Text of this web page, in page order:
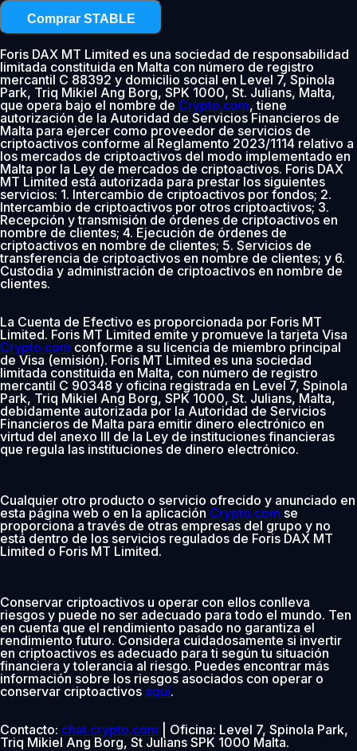
Comprar STABLE
Foris DAX MT Limited es una sociedad de responsabilidad
limitada constituida en Malta con número de registro
mercantil C 88392 y domicilio social en Level 7, Spinola
Park, Triq Mikiel Ang Borg, SPK 1000, St. Julians, Malta,
que opera bajo el nombre de Crypto.com, tiene
autorización de la Autoridad de Servicios Financieros de
Malta para ejercer como proveedor de servicios de
criptoactivos conforme al Reglamento 2023/1114 relativo a
los mercados de criptoactivos del modo implementado en
Malta por la Ley de mercados de criptoactivos. Foris DAX
MT Limited está autorizada para prestar los siguientes
servicios: 1. Intercambio de criptoactivos por fondos; 2.
Intercambio de criptoactivos por otros criptoactivos; 3.
Recepción y transmisión de órdenes de criptoactivos en
nombre de clientes; 4. Ejecución de órdenes de
criptoactivos en nombre de clientes; 5. Servicios de
transferencia de criptoactivos en nombre de clientes; y 6.
Custodia y administración de criptoactivos en nombre de
clientes.
La Cuenta de Efectivo es proporcionada por Foris MT
Limited. Foris MT Limited emite y promueve la tarjeta Visa
Crypto.com conforme a su licencia de miembro principal
de Visa (emisión). Foris MT Limited es una sociedad
limitada constituida en Malta, con número de registro
mercantil C 90348 y oficina registrada en Level 7, Spinola
Park, Triq Mikiel Ang Borg, SPK 1000, St. Julians, Malta,
debidamente autorizada por la Autoridad de Servicios
Financieros de Malta para emitir dinero electrónico en
virtud del anexo III de la Ley de instituciones financieras
que regula las instituciones de dinero electrónico.
Cualquier otro producto o servicio ofrecido y anunciado en
esta página web o en la aplicación Crypto.com se
proporciona a través de otras empresas del grupo y no
está dentro de los servicios regulados de Foris DAX MT
Limited o Foris MT Limited.
Conservar criptoactivos u operar con ellos conlleva
riesgos y puede no ser adecuado para todo el mundo. Ten
en cuenta que el rendimiento pasado no garantiza el
rendimiento futuro. Considera cuidadosamente si invertir
en criptoactivos es adecuado para ti según tu situación
financiera y tolerancia al riesgo. Puedes encontrar más
información sobre los riesgos asociados con operar o
conservar criptoactivos aquí.
Contacto: chat.crypto.com | Oficina: Level 7, Spinola Park,
Triq Mikiel Ang Borg, St Julians SPK 1000 Malta.